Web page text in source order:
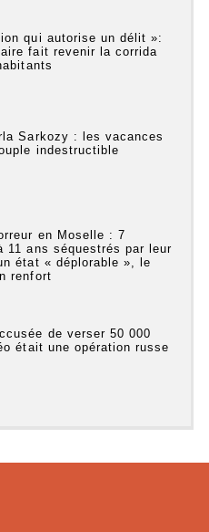
qui autorise un délit »:
fait revenir la corrida
Sarkozy : les vacances
indestructible
en Moselle : 7
11 ans séquestrés par leur
état « déplorable », le
renfort
de verser 50 000
était une opération russe